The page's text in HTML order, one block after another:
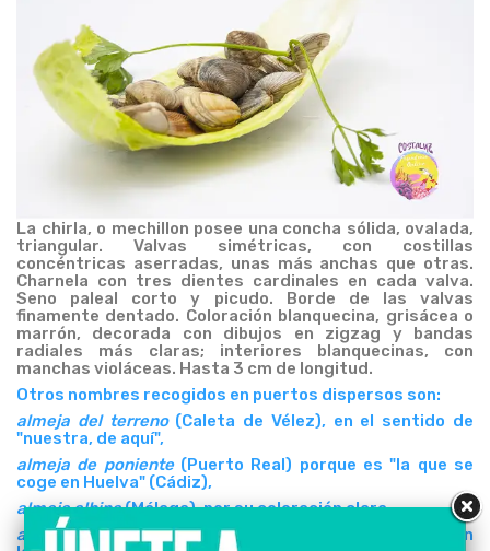
La chirla, o mechillon posee una concha sólida, ovalada,
triangular. Valvas simétricas, con costillas
concéntricas aserradas, unas más anchas que otras.
Charnela con tres dientes cardinales en cada valva.
Seno paleal corto y picudo. Borde de las valvas
finamente dentado. Coloración blanquecina, grisácea o
marrón, decorada con dibujos en zigzag y bandas
radiales más claras; interiores blanquecinas, con
manchas violáceas. Hasta 3 cm de longitud.
Otros nombres recogidos en puertos dispersos son:
almeja del terreno(Caleta de Vélez), en el sentido de
"nuestra, de aquí",
almeja de poniente(Puerto Real) porque es "la que se
coge en Huelva" (Cádiz),
almeja albina(Málaga), por su coloración clara,
almeja paellera(Barbate), dada su presencia habitual en